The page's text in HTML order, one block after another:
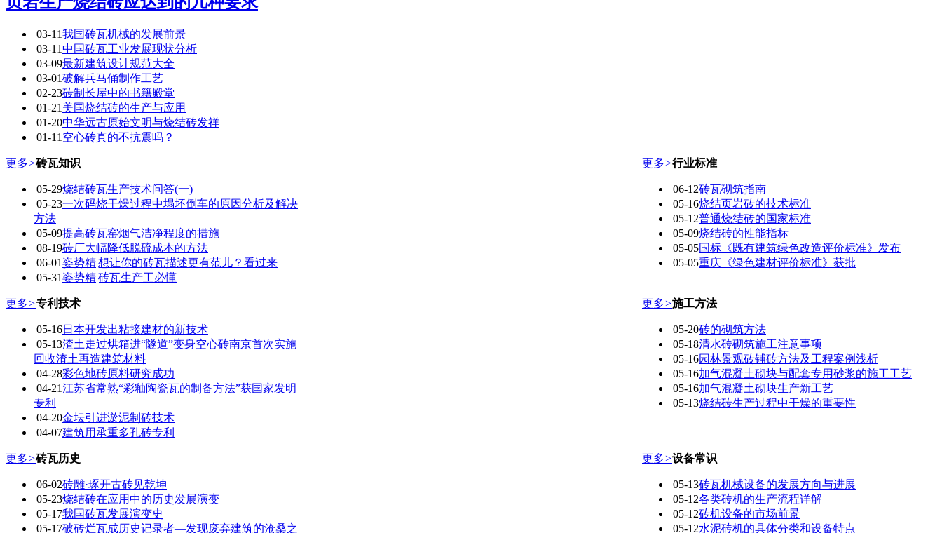
03-11我国砖瓦机械的发展前景
03-11中国砖瓦工业发展现状分析
03-09最新建筑设计规范大全
03-01破解兵马俑制作工艺
02-23砖制长屋中的书籍殿堂
01-21 美国烧结砖的生产与应用
01-20中华远古原始文明与烧结砖发祥
01-11 空心砖真的不抗震吗？
更多>砖瓦知识
05-29烧结砖瓦生产技术问答(一)
05-23一次码烧干燥过程中塌坯倒车的原因分析及解决
方法
05-09提高砖瓦窑烟气洁净程度的措施
08-19砖厂大幅降低脱硫成本的方法
06-01姿势精|想让你的砖瓦描述更有范儿？看过来
05-31姿势精|砖瓦生产工必懂
更多>行业标准
06-12砖瓦砌筑指南
05-16烧结页岩砖的技术标准
05-12普通烧结砖的国家标准
05-09烧结砖的性能指标
05-05国标《既有建筑绿色改造评价标准》发布
05-05重庆《绿色建材评价标准》获批
更多>专利技术
05-16日本开发出粘接建材的新技术
05-13渣土走过烘箱进“隧道”变身空心砖南京首次实施
回收渣土再造建筑材料
04-28彩色地砖原料研究成功
04-21江苏省常熟“彩釉陶瓷瓦的制备方法”获国家发明
专利
04-20金坛引进淤泥制砖技术
04-07建筑用承重多孔砖专利
更多>施工方法
05-20砖的砌筑方法
05-18清水砖砌筑施工注意事项
05-16园林景观砖铺砖方法及工程案例浅析
05-16加气混凝土砌块与配套专用砂浆的施工工艺
05-16加气混凝土砌块生产新工艺
05-13烧结砖生产过程中干燥的重要性
更多>砖瓦历史
06-02砖雕·琢开古砖见乾坤
05-23烧结砖在应用中的历史发展演变
05-17我国砖瓦发展演变史
05-17破砖烂瓦成历史记录者—发现废弃建筑的沧桑之
更多>设备常识
05-13砖瓦机械设备的发展方向与进展
05-12各类砖机的生产流程详解
05-12砖机设备的市场前景
05-12水泥砖机的具体分类和设备特点